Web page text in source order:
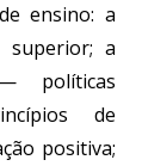
ensino: a
superior; a
políticas
de
positiva;